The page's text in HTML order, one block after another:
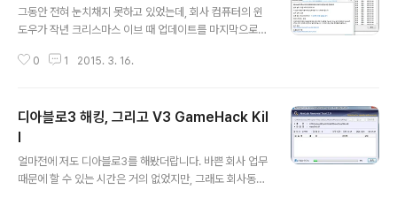
그동안 전혀 눈치채지 못하고 있었는데, 회사 컴퓨터의 윈
도우가 작년 크리스마스 이브 때 업데이트를 마지막으로
오류코드 80200010, 인터넷 연결이 제대로 안되거나 했
다. http://support.microsoft.com/ko-kr/kb/9580
47/ko BITS 큐를 지우는 작업이라고 한다. BITS란 Bac
kground Intelligent Transfer Service의 약자로, 사
용자 모르게(?) 뒤에서 파일전송을 알아서 주고 받는 기능
정도로 설명이 가능할 것 같다. 링크가 변경될 때를 위해서,
0 1 2015. 3. 16.
디아블로3 해킹, 그리고 V3 GameHack Kil
l
얼마전에 저도 디아블로3를 해봤더랍니다. 바쁜 회사 업무
때문에 할 수 있는 시간은 거의 없었지만, 그래도 회사동료